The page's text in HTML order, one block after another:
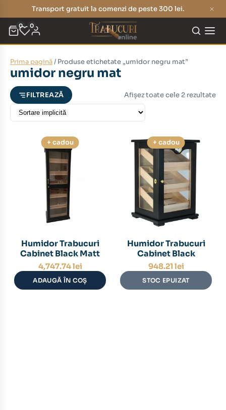
Transport gratuit la comenzi de peste 300 lei.
0 0
Prima pagină/ Produse etichetate „umidor negru mat”
umidor negru mat
FILTREAZĂ Afișez toate cele 2 rezultate
+ cadou
Humidor Trabucuri
Cabinet Black Matt
4,747.74lei
ADAUGĂ ÎN COȘ
+ cadou
Humidor Trabucuri
Cabinet Black
948.21 lei
STOC EPUIZAT